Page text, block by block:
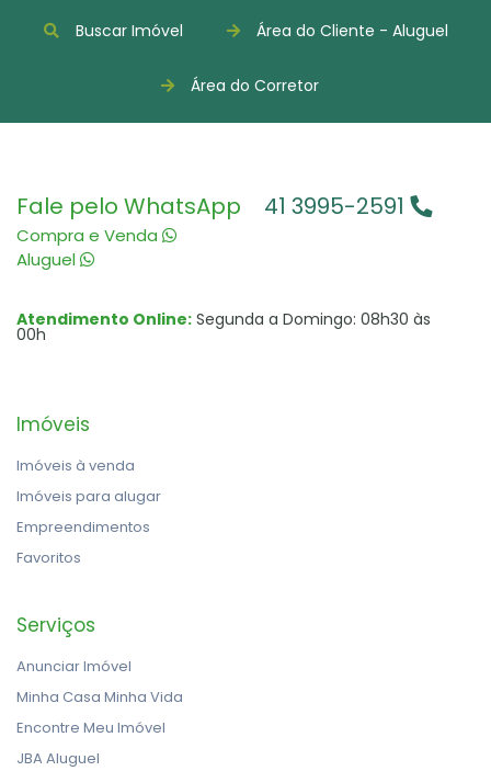
Buscar Imóvel Área do Cliente - Aluguel
Área do Corretor
Fale pelo WhatsApp
Compra e Venda
Aluguel
41 3995-2591
Atendimento Online: Segunda a Domingo: 08h30 às
00h
Imóveis
Imóveis à venda
Imóveis para alugar
Empreendimentos
Favoritos
Serviços
Anunciar Imóvel
Minha Casa Minha Vida
Encontre Meu Imóvel
JBA Aluguel